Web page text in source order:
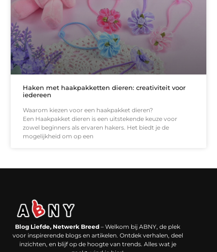
Haken met haakpakketten dieren: creativiteit voor
iedereen
Waarom kiezen voor een haakpakket dieren?
Een Haakpakket dieren is een uitstekende keuze voor
zowel beginners als ervaren hakers. Het biedt je de
mogelijkheid om op een
Blog Liefde, Netwerk Breed – Welkom bij ABNY, de plek
voor inspirerende blogs en artikelen. Ontdek verhalen, deel
inzichten, en blijf op de hoogte van trends. Alles wat je